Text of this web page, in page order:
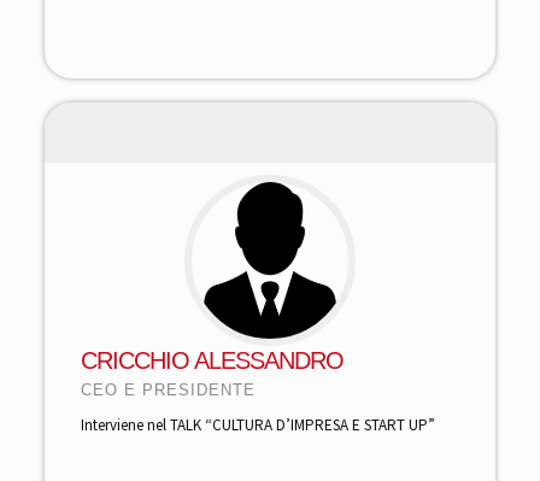
CRICCHIO ALESSANDRO
CEO E PRESIDENTE
Interviene nel TALK “CULTURA D’IMPRESA E START UP”